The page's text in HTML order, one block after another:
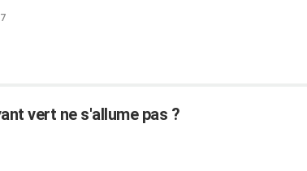
vert ne s'allume pas ?